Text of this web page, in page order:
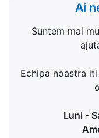
Ai
Suntem mai
Echipa noastra
Luni -